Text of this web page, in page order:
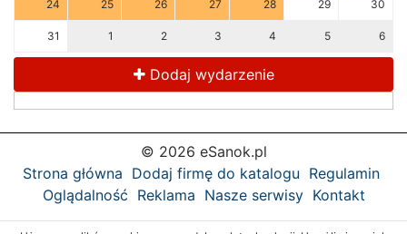
24 25 26 27 28 29 30
31 1 2 3 4 5 6
Dodaj wydarzenie
© 2026 eSanok.pl
Strona główna Dodaj firmę do katalogu Regulamin
Oglądalność Reklama Nasze serwisy Kontakt